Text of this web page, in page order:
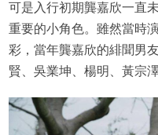
可是入行初期龔嘉欣一直
重要的小角色。雖然當時
彩，當年龔嘉欣的緋聞男
賢、吳業坤、楊明、黃宗澤